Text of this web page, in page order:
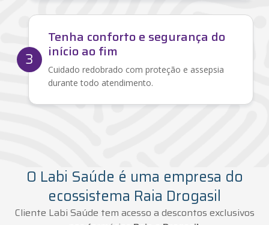
3
Tenha conforto e segurança do
início ao fim
Cuidado redobrado com proteção e assepsia
durante todo atendimento.
O Labi Saúde é uma empresa do
ecossistema Raia Drogasil
Cliente Labi Saúde tem acesso a descontos exclusivos